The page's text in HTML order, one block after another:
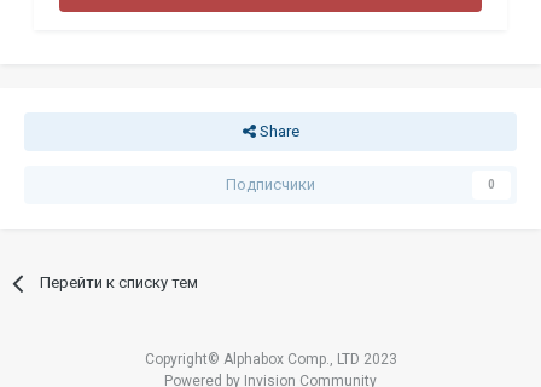
Share
Подписчики 0
Перейти к списку тем
Copyright© Alphabox Comp., LTD 2023
Powered by Invision Community